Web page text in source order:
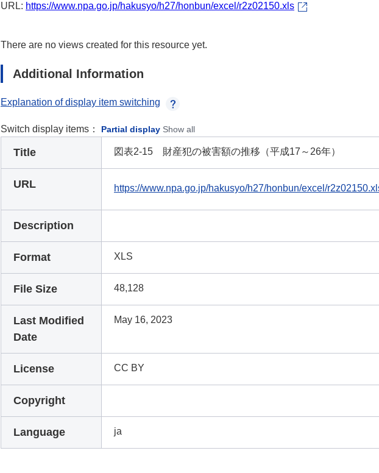
URL: https://www.npa.go.jp/hakusyo/h27/honbun/excel/r2z02150.xls
There are no views created for this resource yet.
Additional Information
Explanation of display item switching
Switch display items： Partial display Show all
Title 図表2-15 財産犯の被害額の推移（平成17～26年）
URL https://www.npa.go.jp/hakusyo/h27/honbun/excel/
Description
Format XLS
File Size 48,128
Last Modified
Date
May 16, 2023
License CC BY
Copyright
Language ja